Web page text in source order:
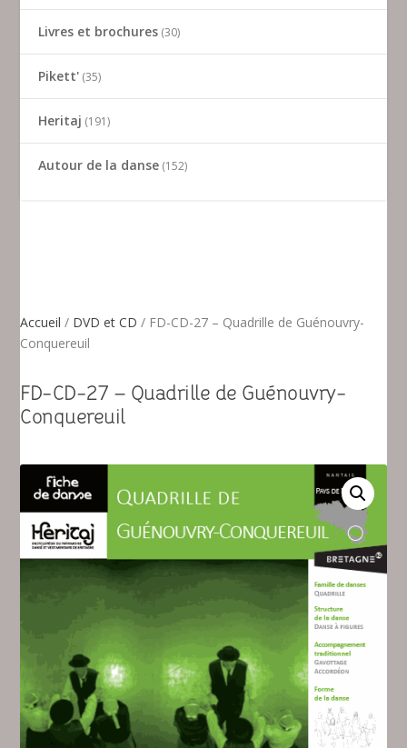
Livres et brochures 30
Pikett' 35
Heritaj 191
Autour de la danse 152
Accueil / DVD et CD / FD-CD-27 – Quadrille de Guénouvry-
Conquereuil
FD-CD-27 – Quadrille de Guénouvry-
Conquereuil